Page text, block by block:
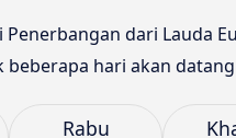
dari Lauda
hari akan
Rabu